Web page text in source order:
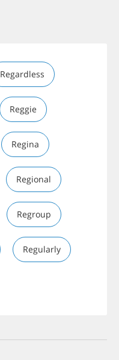
Regardless
Reggie
Regina
Regional
Regroup
Regularly